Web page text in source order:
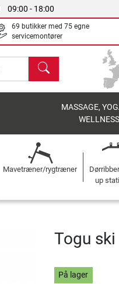
09:00 - 18:00
69 butikker med 75 egne
servicemontører
søg
MASSAGE,
WELLNESS
Mavetræner/rygtræner
up
Togu
På lager